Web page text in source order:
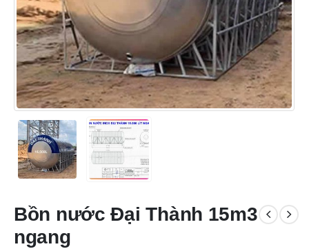
Bồn nước Đại Thành 15m3
ngang